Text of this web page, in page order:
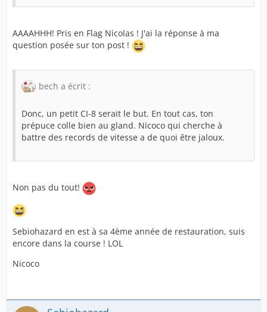
AAAAHHH! Pris en Flag Nicolas ! J'ai la réponse à ma
question posée sur ton post !
bech a écrit :
Donc, un petit CI-8 serait le but. En tout cas, ton
prépuce colle bien au gland. Nicoco qui cherche à
battre des records de vitesse a de quoi être jaloux.
Non pas du tout!
Sebiohazard en est à sa 4ème année de restauration, suis
encore dans la course ! LOL
Nicoco